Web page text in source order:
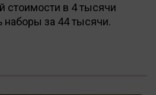
стоимости в 4 тысячи
наборы за 44 тысячи.